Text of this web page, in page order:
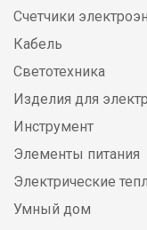
Счетчики
Кабель
Светотехника
Изделия для
Инструмент
Элементы питания
Электрические
Умный дом